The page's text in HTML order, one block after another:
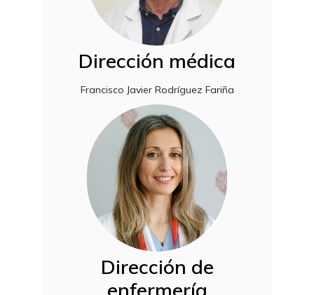
Dirección médica
Francisco Javier Rodríguez Fariña
Dirección de
enfermería